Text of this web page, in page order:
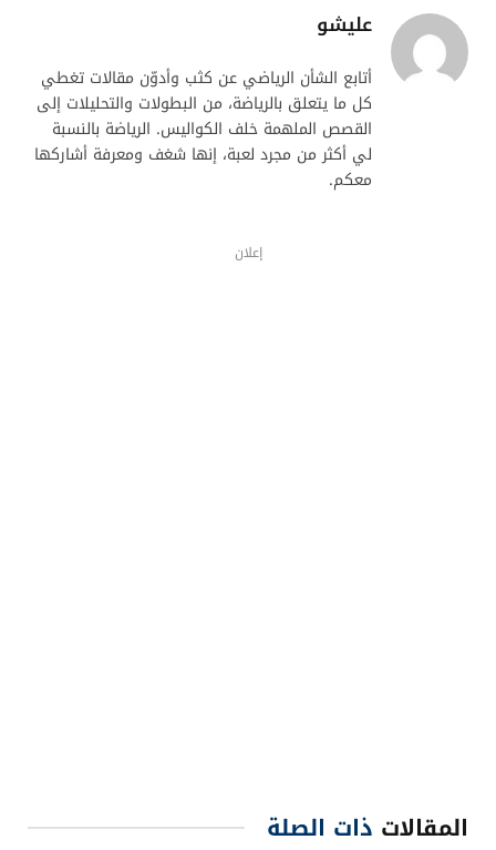
عليشو
أتابع الشأن الرياضي عن كثب وأدوّن مقالات تغطي
كل ما يتعلق بالرياضة، من البطولات والتحليلات إلى
القصص الملهمة خلف الكواليس. الرياضة بالنسبة
لي أكثر من مجرد لعبة، إنها شغف ومعرفة أشاركها
معكم.
إعلان
المقالات ذات الصلة